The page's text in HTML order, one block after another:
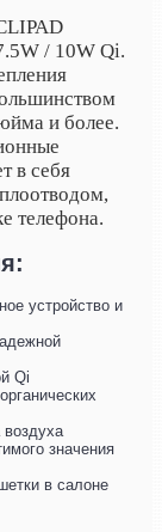
/ 10W Qi.
и более.
в себя
телефона.
устройство и
Qi
значения
в салоне